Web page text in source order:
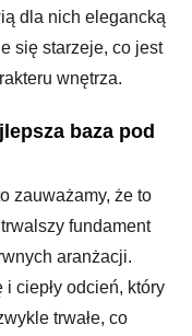
dla nich elegancką
się starzeje, co jest
wnętrza.
baza pod
zauważamy, że to
fundament
aranżacji.
ciepły odcień, który
trwałe, co